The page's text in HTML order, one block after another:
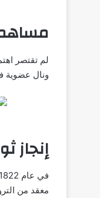
لم تقتصر
ونال عضوية
إنجاز
معقد من